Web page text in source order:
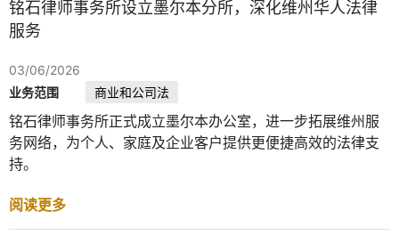
铭石律师事务所设立墨尔本分所，深化维州华人法律
服务
03/06/2026
业务范围
商业和公司法
铭石律师事务所正式成立墨尔本办公室，进一步拓展维州服
务网络，为个人、家庭及企业客户提供更便捷高效的法律支
持。
阅读更多